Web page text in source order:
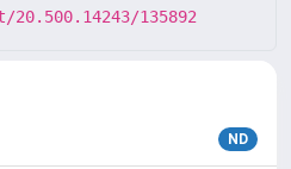
135892
ND